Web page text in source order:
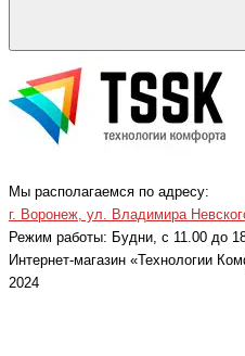
Мы располагаемся по адресу:
г. Воронеж, ул. Владимира
Режим работы: Будни, с 11.00 до
Интернет-магазин «Технологии
2024